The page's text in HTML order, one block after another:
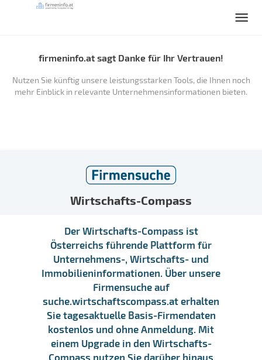
firmeninfo.at sagt Danke für Ihr Vertrauen!
Nutzen Sie künftig unsere leistungsstarken Tools, die Ihnen noch
mehr Einblick in relevante Unternehmensinformationen bieten.
Wirtschafts-Compass
Der Wirtschafts-Compass ist
Österreichs führende Plattform für
Unternehmens-, Wirtschafts- und
Immobilieninformationen. Über unsere
Firmensuche auf
suche.wirtschaftscompass.at erhalten
Sie tagesaktuelle Basis-Firmendaten
kostenlos und ohne Anmeldung. Mit
einem Upgrade in den Wirtschafts-
Compass nutzen Sie darüber hinaus